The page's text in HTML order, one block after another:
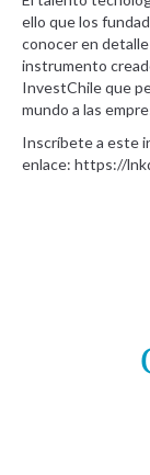
ello que los
conocer en
instrumento
InvestChile que
mundo a las
Inscríbete a este
enlace: https://